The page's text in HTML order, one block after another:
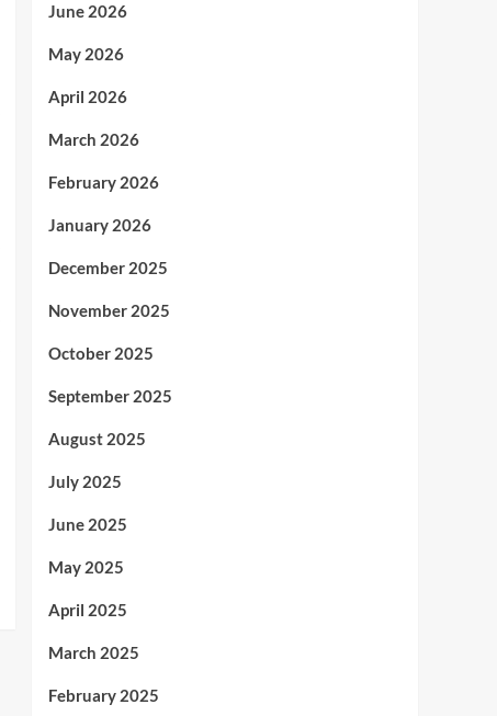
June 2026
May 2026
April 2026
March 2026
February 2026
January 2026
December 2025
November 2025
October 2025
September 2025
August 2025
July 2025
June 2025
May 2025
April 2025
March 2025
February 2025